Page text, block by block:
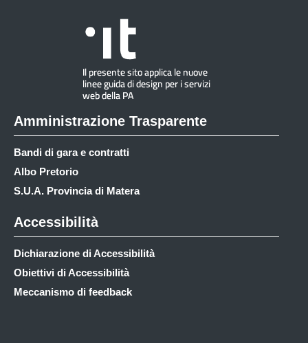
Amministrazione Trasparente
Bandi di gara e contratti
Albo Pretorio
S.U.A. Provincia di Matera
Accessibilità
Dichiarazione di Accessibilità
Obiettivi di Accessibilità
Meccanismo di feedback